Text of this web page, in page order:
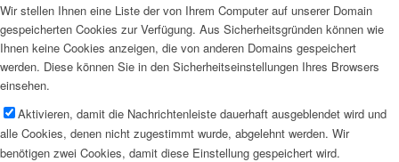
Wir stellen Ihnen eine Liste der von Ihrem Computer auf unserer Domain
gespeicherten Cookies zur Verfügung. Aus Sicherheitsgründen können wie
Ihnen keine Cookies anzeigen, die von anderen Domains gespeichert
werden. Diese können Sie in den Sicherheitseinstellungen Ihres Browsers
einsehen.
Aktivieren, damit die Nachrichtenleiste dauerhaft ausgeblendet wird und
alle Cookies, denen nicht zugestimmt wurde, abgelehnt werden. Wir
benötigen zwei Cookies, damit diese Einstellung gespeichert wird.